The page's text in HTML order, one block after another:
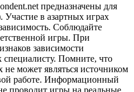
предназначены для
Участие в азартных играх
Соблюдайте
игры. При
зависимости
специалисту. Помните, что
не может являться источником
работе. Информационный
проводит игры на реальные